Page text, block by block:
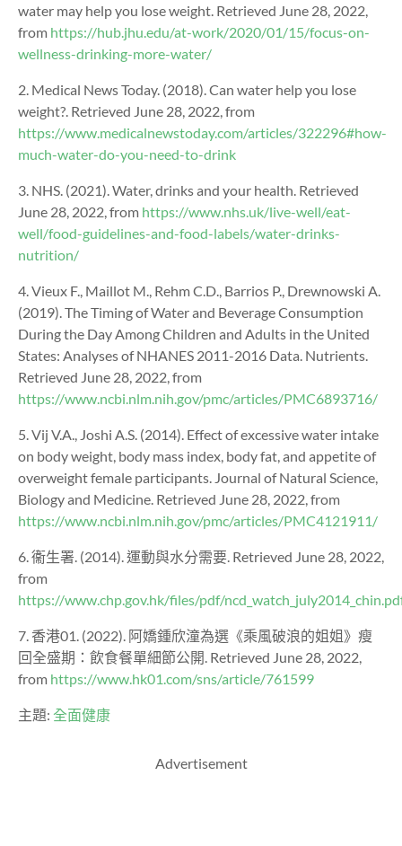
water may help you lose weight. Retrieved June 28, 2022,
from https://hub.jhu.edu/at-work/2020/01/15/focus-on-
wellness-drinking-more-water/
2. Medical News Today. (2018). Can water help you lose
weight?. Retrieved June 28, 2022, from
https://www.medicalnewstoday.com/articles/322296#how-
much-water-do-you-need-to-drink
3. NHS. (2021). Water, drinks and your health. Retrieved
June 28, 2022, from https://www.nhs.uk/live-well/eat-
well/food-guidelines-and-food-labels/water-drinks-
nutrition/
4. Vieux F., Maillot M., Rehm C.D., Barrios P., Drewnowski A.
(2019). The Timing of Water and Beverage Consumption
During the Day Among Children and Adults in the United
States: Analyses of NHANES 2011-2016 Data. Nutrients.
Retrieved June 28, 2022, from
https://www.ncbi.nlm.nih.gov/pmc/articles/PMC6893716/
5. Vij V.A., Joshi A.S. (2014). Effect of excessive water intake
on body weight, body mass index, body fat, and appetite of
overweight female participants. Journal of Natural Science,
Biology and Medicine. Retrieved June 28, 2022, from
https://www.ncbi.nlm.nih.gov/pmc/articles/PMC4121911/
6. 衞生署. (2014). 運動與水分需要. Retrieved June 28, 2022,
from
https://www.chp.gov.hk/files/pdf/
7. 香港01. (2022). 阿嬌鍾欣潼為選《乘風破浪的姐姐》瘦
回全盛期：飲食餐單細節公開. Retrieved June 28, 2022,
from https://www.hk01.com/sns/article/761599
主題: 全面健康
Advertisement